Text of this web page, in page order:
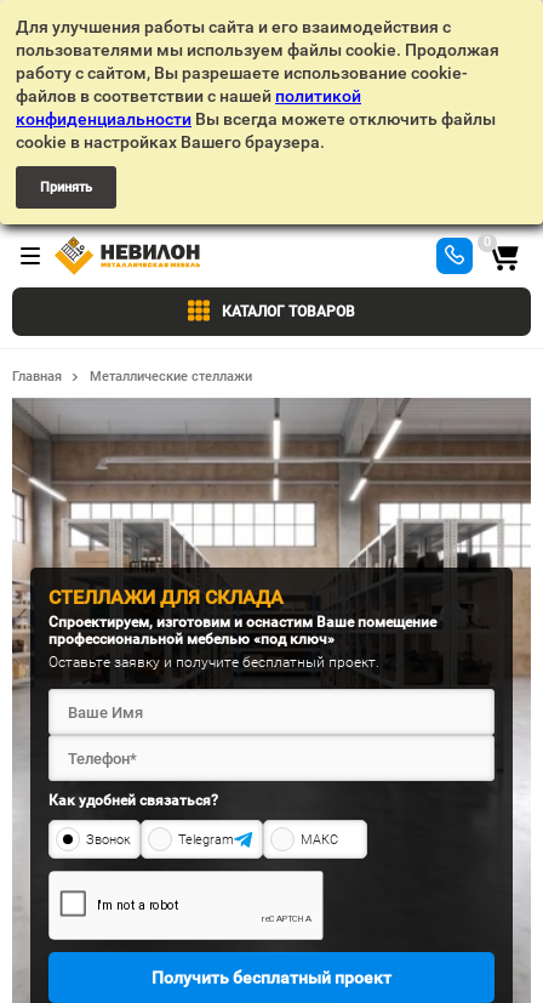
Для улучшения работы сайта и его взаимодействия с
пользователями мы используем файлы cookie. Продолжая
работу с сайтом, Вы разрешаете использование cookie-
файлов в соответствии с нашей политикой
конфиденциальности Вы всегда можете отключить файлы
cookie в настройках Вашего браузера.
Принять
КАТАЛОГ ТОВАРОВ
0
Главная Металлические стеллажи
СТЕЛЛАЖИ ДЛЯ СКЛАДА
Спроектируем, изготовим и оснастим Ваше помещение
профессиональной мебелью «под ключ»
Оставьте заявку и получите бесплатный проект.
Как удобней связаться?
Звонок Telegram МАКС
Получить бесплатный проект